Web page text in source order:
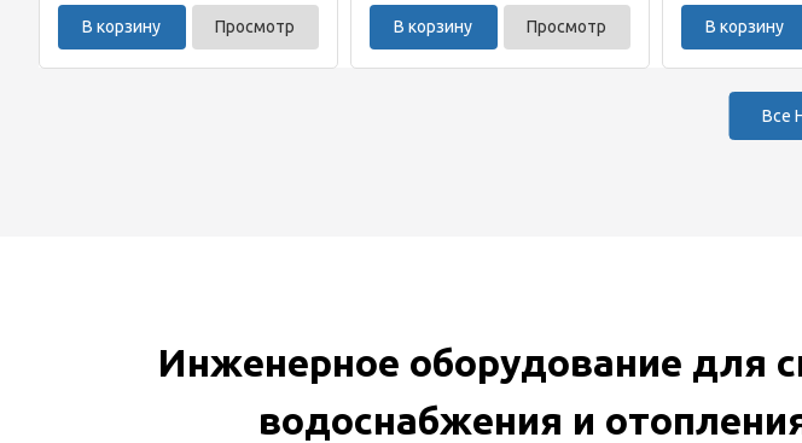
В корзину Просмотр В корзину Просмотр В корзину
Все
Инженерное оборудование для
водоснабжения и